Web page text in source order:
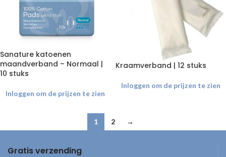
Sanature katoenen
maandverband – Normaal |
10 stuks
Inloggen om de prijzen te zien
Kraamverband | 12 stuks
Inloggen om de prijzen te zien
1 2 →
Gratis verzending